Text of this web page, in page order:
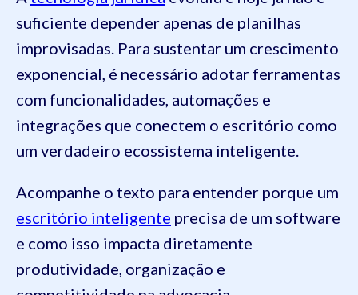
suficiente depender apenas de planilhas
improvisadas. Para sustentar um crescimento
exponencial, é necessário adotar ferramentas
com funcionalidades, automações e
integrações que conectem o escritório como
um verdadeiro ecossistema inteligente.
Acompanhe o texto para entender porque um
escritório inteligente precisa de um software
e como isso impacta diretamente
produtividade, organização e